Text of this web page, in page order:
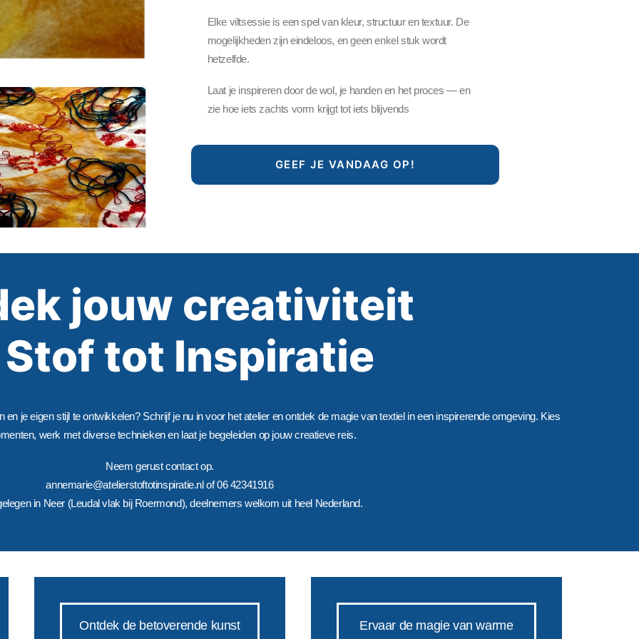
Elke viltsessie is een spel van kleur, structuur en textuur. De
mogelijkheden zijn eindeloos, en geen enkel stuk wordt
hetzelfde.
Laat je inspireren door de wol, je handen en het proces — en
zie hoe iets zachts vorm krijgt tot iets blijvends
GEEF JE VANDAAG OP!
jouw creativiteit
tot Inspiratie
je eigen stijl te ontwikkelen? Schrijf je nu in voor het atelier en ontdek de magie van textiel in een inspirerende omgeving. Kies
werk met diverse technieken en laat je begeleiden op jouw creatieve reis.
Neem gerust contact op.
annemarie@atelierstoftotinspiratie.nl of 06 42341916
in Neer (Leudal vlak bij Roermond), deelnemers welkom uit heel Nederland.
Ontdek de betoverende kunst Ervaar de magie van warme